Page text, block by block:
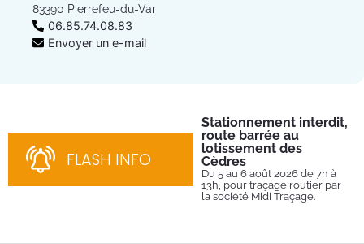
83390 Pierrefeu-du-Var
06.85.74.08.83
Envoyer un e-mail
FLASH INFO
Stationnement interdit,
route barrée au
lotissement des
Cèdres
Du 5 au 6 août 2026 de 7h à
13h, pour traçage routier par
la société Midi Traçage.